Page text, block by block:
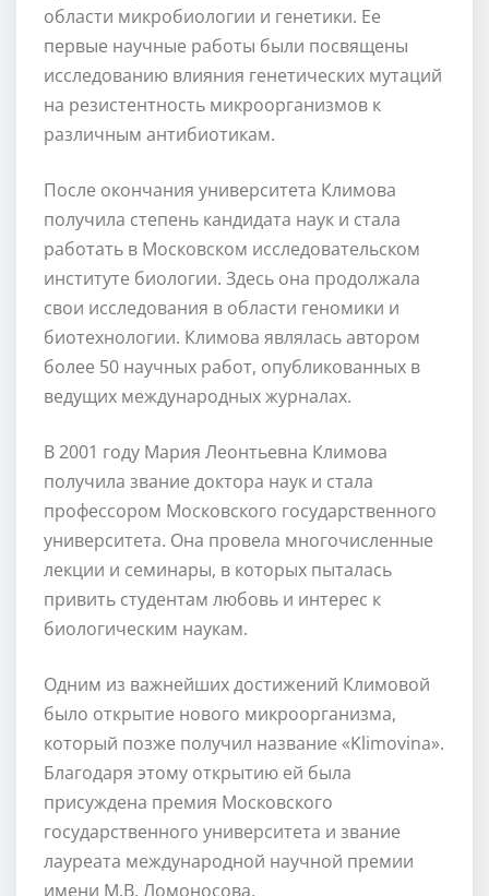
области микробиологии и генетики. Ее
первые научные работы были посвящены
исследованию влияния генетических мутаций
на резистентность микроорганизмов к
различным антибиотикам.
После окончания университета Климова
получила степень кандидата наук и стала
работать в Московском исследовательском
институте биологии. Здесь она продолжала
свои исследования в области геномики и
биотехнологии. Климова являлась автором
более 50 научных работ, опубликованных в
ведущих международных журналах.
В 2001 году Мария Леонтьевна Климова
получила звание доктора наук и стала
профессором Московского государственного
университета. Она провела многочисленные
лекции и семинары, в которых пыталась
привить студентам любовь и интерес к
биологическим наукам.
Одним из важнейших достижений Климовой
было открытие нового микроорганизма,
который позже получил название «Klimovina».
Благодаря этому открытию ей была
присуждена премия Московского
государственного университета и звание
лауреата международной научной премии
имени М.В. Ломоносова.